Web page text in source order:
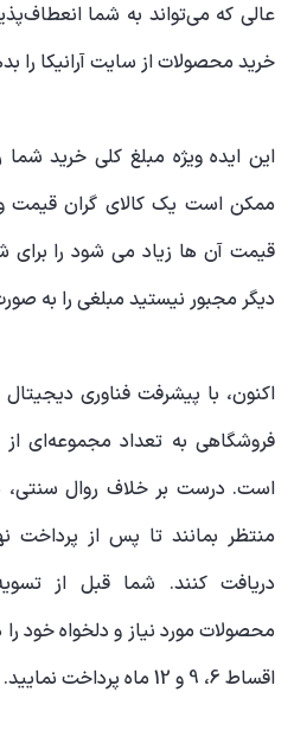
عالی که می‌تواند به شما
خرید محصولات از سایت آرانیکا را
این ایده ویژه مبلغ کلی خرید
ممکن است یک کالای گران قیمت و
قیمت آن ها زیاد می شود را برای
دیگر مجبور نیستید مبلغی را به
اکنون، با پیشرفت فناوری
فروشگاهی به تعداد مجموعه‌ای
است. درست بر خلاف روال سنتی،
منتظر بمانند تا پس از پرداخت
دریافت کنند. شما قبل از
محصولات مورد نیاز و دلخواه خود
اقساط 6، 9 و 12 ماه پرداخت نمایید.